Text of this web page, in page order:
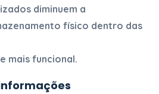
diminuem a
físico dentro das
mais funcional.